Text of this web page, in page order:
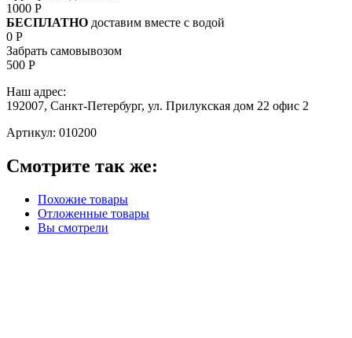
1000 Р
БЕСПЛАТНО доставим вместе с водой
0 Р
Забрать самовывозом
500 Р
Наш адрес:
192007, Санкт-Петербург, ул. Прилукская дом 22 офис 2
Артикул: 010200
Смотрите так же:
Похожие товары
Отложенные товары
Вы смотрели